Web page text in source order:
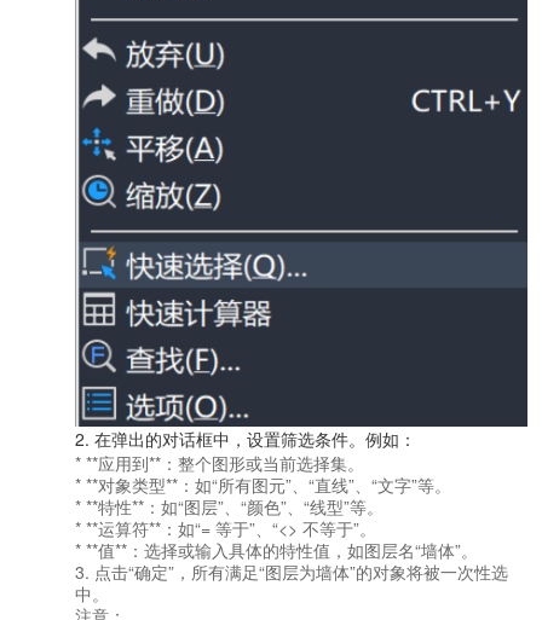
2. 在弹出的对话框中，设置筛选条件。例如：
* **应用到**：整个图形或当前选择集。
* **对象类型**：如“所有图元”、“直线”、“文字”等。
* **特性**：如“图层”、“颜色”、“线型”等。
* **运算符**：如“= 等于”、“<> 不等于”。
* **值**：选择或输入具体的特性值，如图层名“墙体”。
3. 点击“确定”，所有满足“图层为墙体”的对象将被一次性选
中。